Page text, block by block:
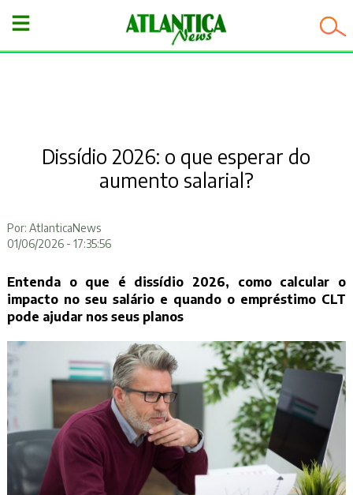
−
Dissídio 2026: o que esperar do
aumento salarial?
Por: AtlanticaNews
01/06/2026 - 17:35:56
Entenda o que é dissídio 2026, como calcular o
impacto no seu salário e quando o empréstimo CLT
pode ajudar nos seus planos